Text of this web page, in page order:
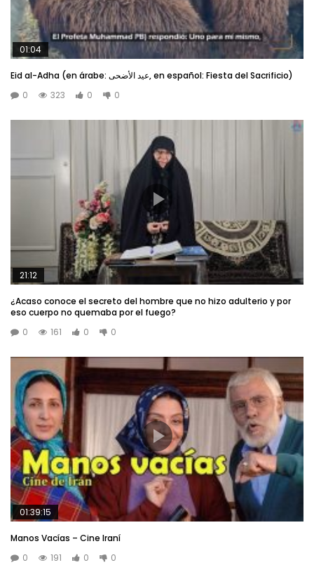
01:04
Eid al-Adha (en árabe: عيد الأضحى, en español: Fiesta del Sacrificio)
0
323 0 0
21:12
¿Acaso conoce el secreto del hombre que no hizo adulterio y por
eso cuerpo no quemaba por el fuego?
0
161 0 0
01:39:15
Manos Vacías – Cine Iraní
0
191 0 0